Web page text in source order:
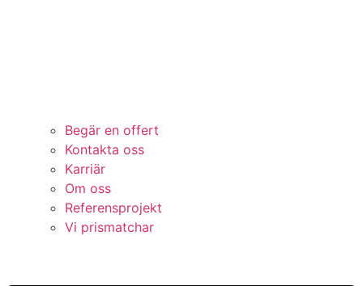
Begär en offert
Kontakta oss
Karriär
Om oss
Referensprojekt
Vi prismatchar